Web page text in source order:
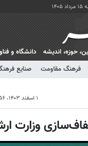
فرهنگ مقاومت صنایع
حوزه، انديشه دانشگاه و
۱ اسفند ۱۴۰۳، ۱۴:۵۶
وزارت